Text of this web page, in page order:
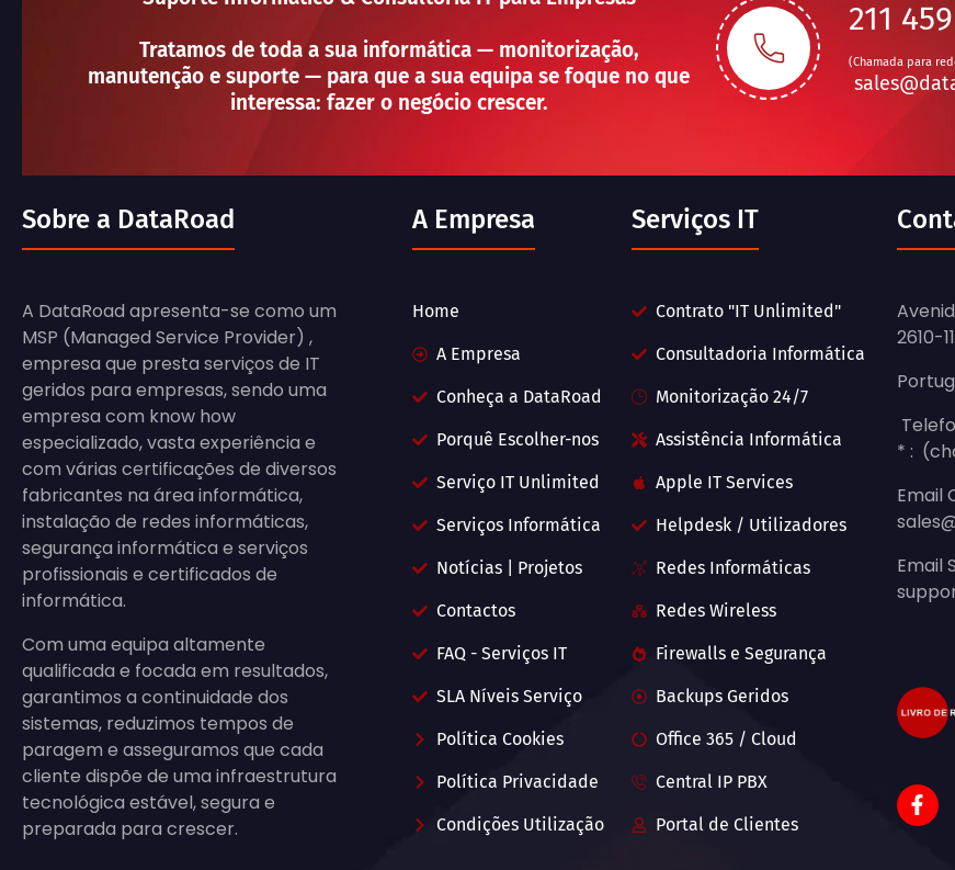
Tratamos de toda a sua informática — monitorização,
manutenção e suporte — para que a sua equipa se foque no que
interessa: fazer o negócio crescer.
211
(Chamada para
Sobre a DataRoad
A DataRoad apresenta-se como um
MSP (Managed Service Provider) ,
empresa que presta serviços de IT
geridos para empresas, sendo uma
empresa com know how
especializado, vasta experiência e
com várias certificações de diversos
fabricantes na área informática,
instalação de redes informáticas,
segurança informática e serviços
profissionais e certificados de
informática.
Com uma equipa altamente
qualificada e focada em resultados,
garantimos a continuidade dos
sistemas, reduzimos tempos de
paragem e asseguramos que cada
cliente dispõe de uma infraestrutura
tecnológica estável, segura e
preparada para crescer.
A Empresa
Home
A Empresa
Conheça a DataRoad
Porquê Escolher-nos
Serviço IT Unlimited
Serviços Informática
Notícias | Projetos
Contactos
FAQ - Serviços IT
SLA Níveis Serviço
Política Cookies
Política Privacidade
Condições Utilização
Serviços IT
Contrato "IT Unlimited"
Consultadoria Informática
Monitorização 24/7
Assistência Informática
Apple IT Services
Helpdesk / Utilizadores
Redes Informáticas
Redes Wireless
Firewalls e Segurança
Backups Geridos
Office 365 / Cloud
Central IP PBX
Portal de Clientes
2610-
* :
Email
Email